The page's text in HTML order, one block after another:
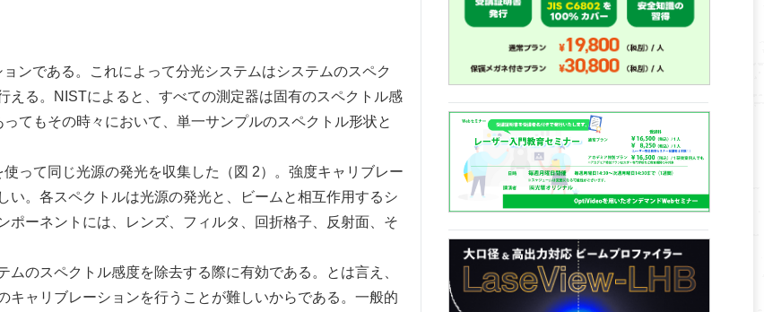
ンである。これによって分光システムはシステムのスペク
える。NISTによると、すべての測定器は固有のスペクトル感
てもその時々において、単一サンプルのスペクトル形状と
って同じ光源の発光を収集した（図 2）。強度キャリブレー
。各スペクトルは光源の発光と、ビームと相互作用するシ
ーネントには、レンズ、フィルタ、回折格子、反射面、そ
のスペクトル感度を除去する際に有効である。とは言え、
ャリブレーションを行うことが難しいからである。一般的